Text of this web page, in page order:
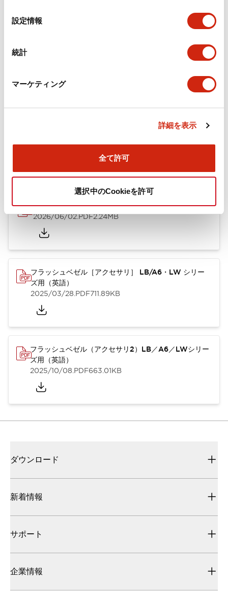
設定情報
統計
マーケティング
詳細を表示
全て許可
選択中のCookieを許可
フラッシュベゼル［アクセサリ］ LB/A6・LW シリーズ
フラッシュベゼル（アクセサリ2）LB／A6／LWシリー
A6シリーズ φ16小形コントロールユニット（英語）
2026/06/02.PDF2.24MB
フラッシュベゼル［アクセサリ］ LB/A6・LW シリー
ズ用（英語）
2025/03/28.PDF711.89KB
フラッシュベゼル（アクセサリ2）LB／A6／LWシリー
ズ用（英語）
2025/10/08.PDF663.01KB
ダウンロード
新着情報
サポート
企業情報